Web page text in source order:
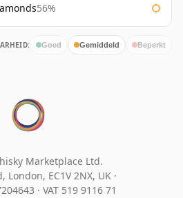
56%
Goed Gemiddeld Beperkt
Marketplace Ltd.
London, EC1V 2NX, UK ·
· VAT 519 9116 71